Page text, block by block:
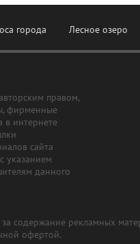
города Лесное озеро
правом,
фирменные
в интернете
сайта
указанием
данного
содержание рекламных
офертой.